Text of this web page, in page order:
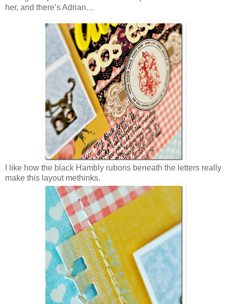
her, and there’s Adrian…
I like how the black Hambly rubons beneath the letters really
make this layout methinks.